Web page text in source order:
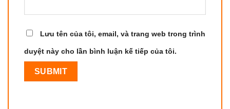
Lưu tên của tôi, email, và trang web trong trình
duyệt này cho lần bình luận kế tiếp của tôi.